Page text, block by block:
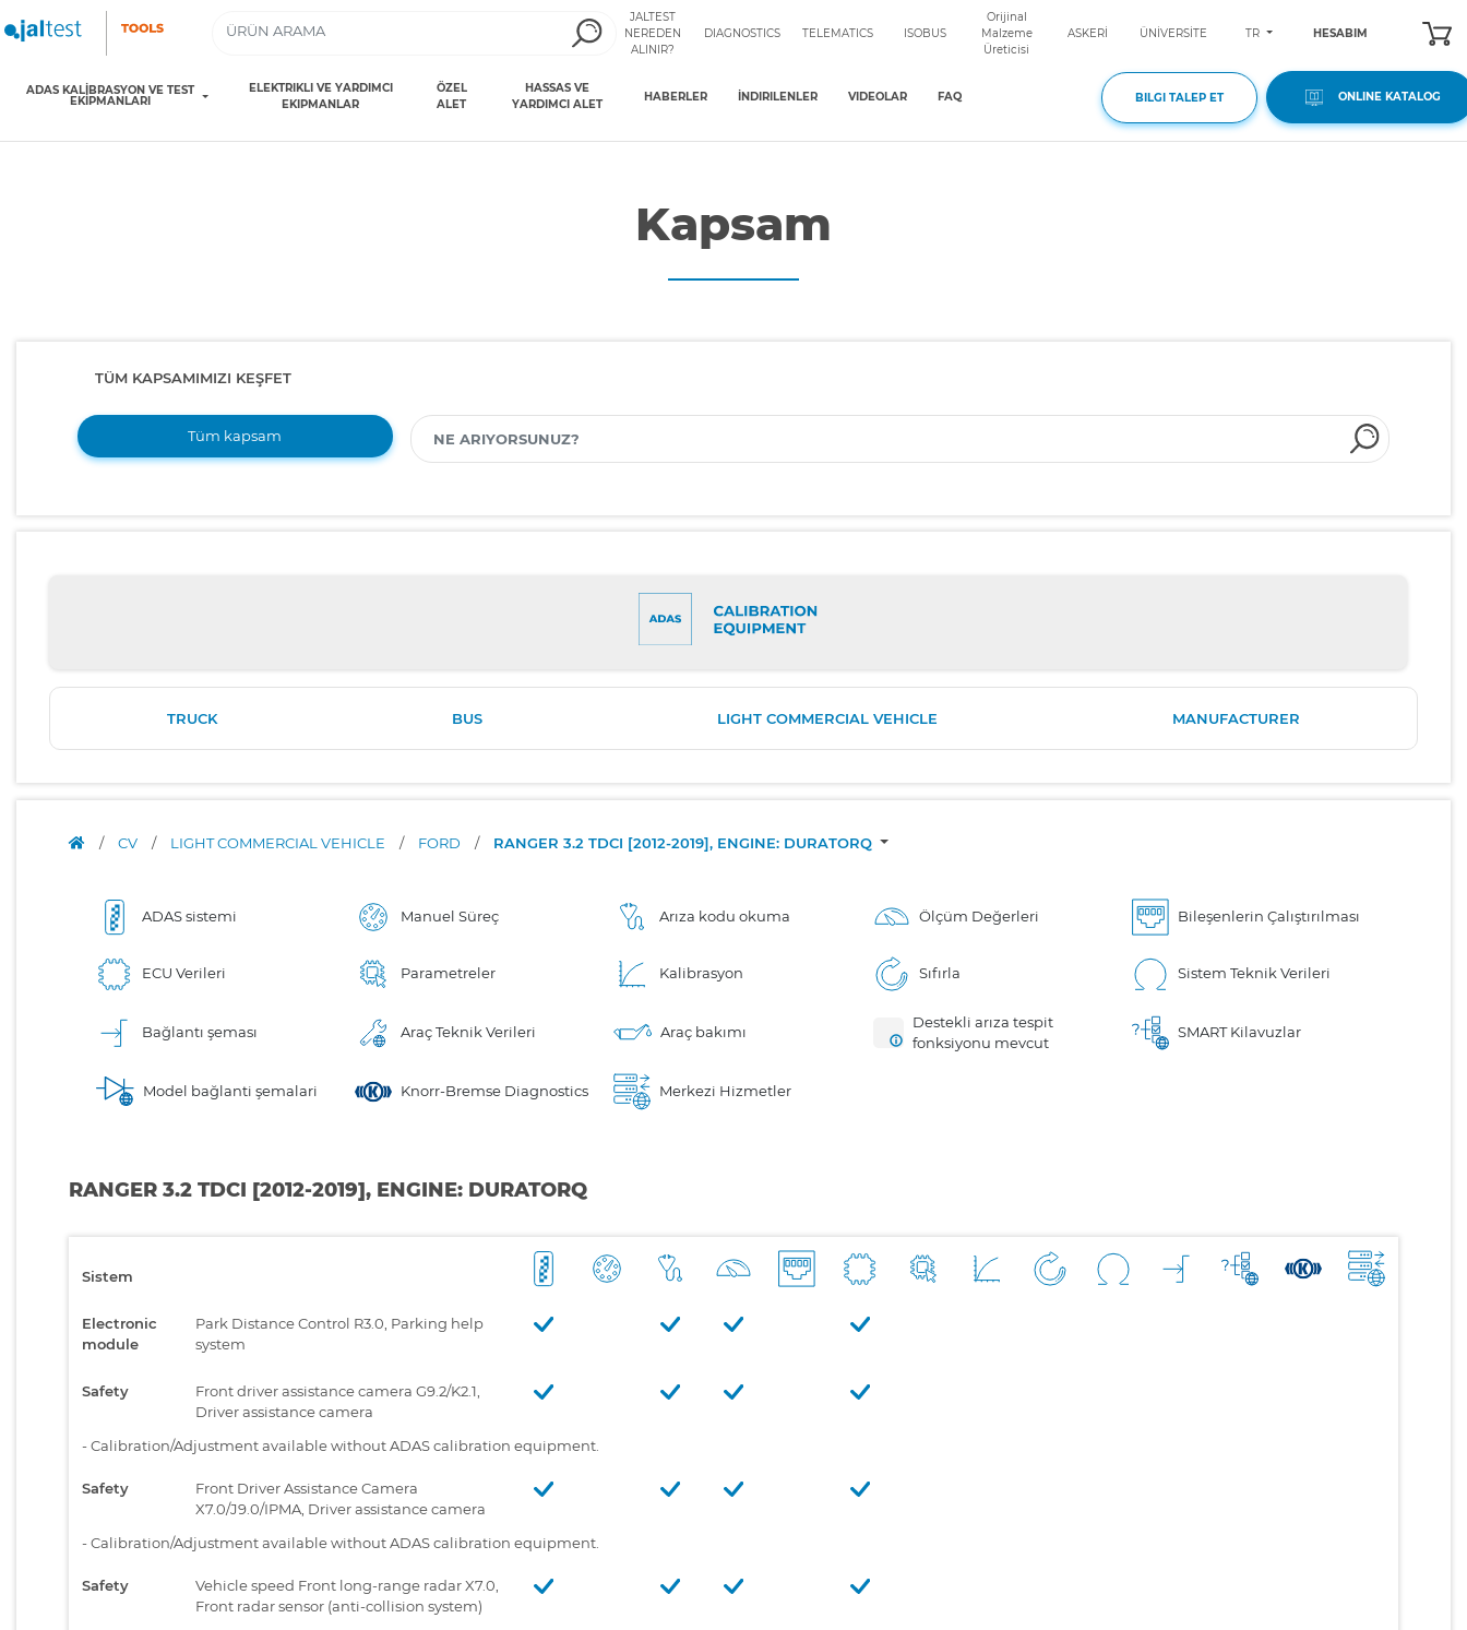
JALTEST
NEREDEN
ALINIR?
DIAGNOSTICS TELEMATICS ISOBUS
Orijinal
Malzeme
Üreticisi
ASKERİ ÜNİVERSİTE TR HESABIM
ADAS KALİBRASYON VE TEST
EKİPMANLARI
ELEKTRIKLI VE YARDIMCI
EKIPMANLAR
ÖZEL
ALET
HASSAS VE
YARDIMCI ALET
HABERLER İNDIRILENLER VIDEOLAR FAQ BILGI TALEP ET ONLINE KATALOG
Kapsam
TÜM KAPSAMIMIZI KEŞFET
Tüm kapsam
TRUCK BUS LIGHT COMMERCIAL VEHICLE MANUFACTURER
/ CV / LIGHT COMMERCIAL VEHICLE / FORD / RANGER 3.2 TDCI [2012-2019], ENGINE: DURATORQ
ADAS sistemi Manuel Süreç Arıza kodu okuma Ölçüm Değerleri Bileşenlerin Çalıştırılması
ECU Verileri Parametreler Kalibrasyon Sıfırla Sistem Teknik Verileri
Bağlantı şeması Araç Teknik Verileri Araç bakımı
Destekli arıza tespit
fonksiyonu mevcut
SMART Kilavuzlar
Model bağlanti şemalari Knorr-Bremse Diagnostics Merkezi Hizmetler
RANGER 3.2 TDCI [2012-2019], ENGINE: DURATORQ
Sistem
Electronic
module
Park Distance Control R3.0, Parking help
system
Safety
Front driver assistance camera G9.2/K2.1,
Driver assistance camera
-Calibration/Adjustment available without ADAS calibration equipment.
Safety
Front Driver Assistance Camera
X7.0/J9.0/IPMA, Driver assistance camera
-Calibration/Adjustment available without ADAS calibration equipment.
Safety
Vehicle speed Front long-range radar X7.0,
Front radar sensor (anti-collision system)